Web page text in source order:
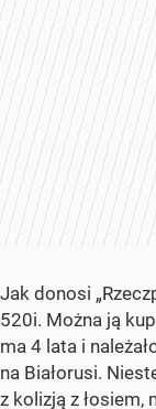
Jak donosi
520i. Można ją
ma 4 lata i
na Białorusi.
z kolizją z łosiem,